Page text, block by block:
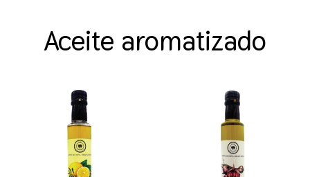
Aceite aromatizado